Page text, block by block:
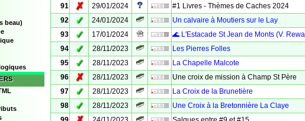
beau)
91
✗ 29/01/2024
#1 Livres - Thèmes de Caches 2024
92
✓ 24/01/2024
Un calvaire à Moutiers sur le Lay
93
✓ 17/01/2024
🌊 L'Estacade St Jean de Monts (V.
94
✓ 28/11/2023
Les Pierres Folles
95
✓ 28/11/2023
La Chapelle Malcote
96
✗ 28/11/2023
Une croix de mission à Champ St Père
97
✓ 28/11/2023
La Croix de la Brunetière
98
✓ 28/11/2023
Une Croix à la Bretonnière La Claye